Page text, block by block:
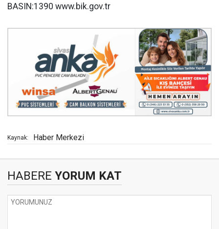
BASIN:1390 www.bik.gov.tr
Kaynak: Haber Merkezi
HABERE YORUM KAT